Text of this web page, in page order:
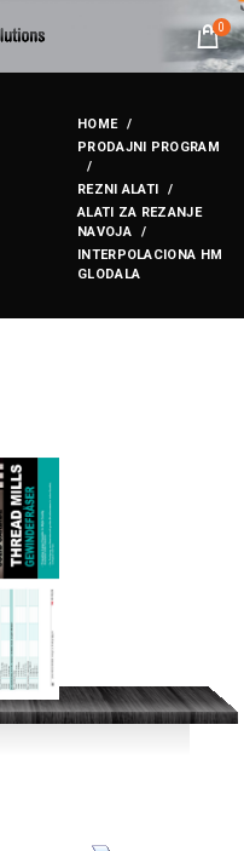
0
HOME
PRODAJNI PROGRAM
REZNI ALATI
ALATI ZA REZANJE
NAVOJA
INTERPOLACIONA HM
GLODALA